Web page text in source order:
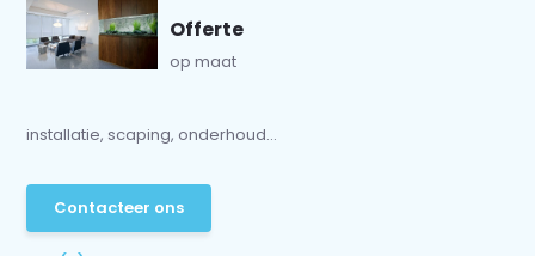
Offerte
op maat
installatie, scaping, onderhoud...
Contacteer ons